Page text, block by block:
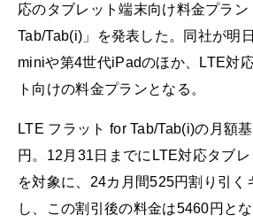
応のタブレット端末向け料金プラ
Tab/Tab(i)」を発表した。同社が明
miniや第4世代iPadのほか、LTE対
ト向けの料金プランとなる。
LTE フラット for Tab/Tab(i)の月額
円。12月31日までにLTE対応タブレ
を対象に、24カ月間525円割り引く
し、この割引後の料金は5460円と